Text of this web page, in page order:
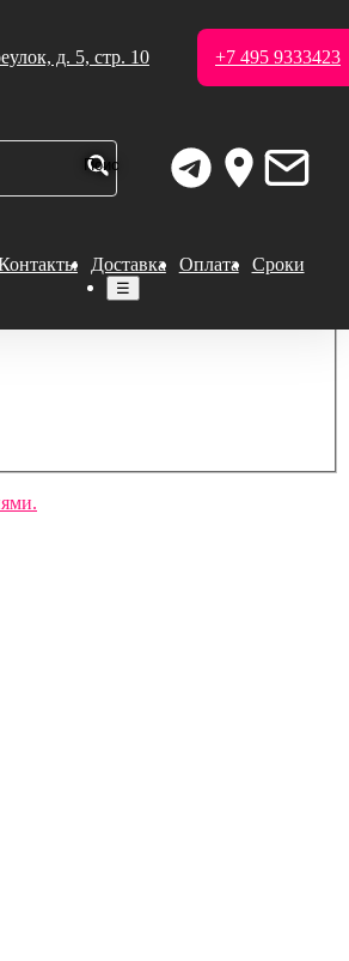
д. 5, стр. 10 +7 495 9333423
Доставка Оплата
Сроки
☰